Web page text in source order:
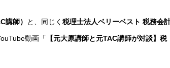
講師） と、同じく 税理士法人ベリーベスト 税務会
動画「 【元大原講師と元TAC講師が対談】税